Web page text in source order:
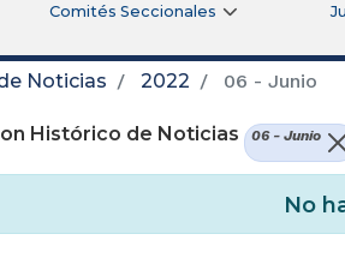
Comités Seccionales
Noticias 2022 06 - Junio
Histórico de Noticias 06 - Junio
No